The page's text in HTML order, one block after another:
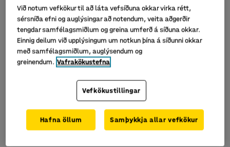
Handknúinn staflari,
lyftihæð: 2500 mm
345.675 KAUPA
Handknúinn staflari,
lyftihæð: 1600 mm
291.055 KAUPA
Við notum vefkökur til að láta vefsíðuna okkar virka rétt,
sérsníða efni og auglýsingar að notendum, veita aðgerðir
tengdar samfélagsmiðlum og greina umferð á síðuna okkar.
Einnig deilum við upplýsingum um notkun þína á síðunni okkar
með samfélagsmiðlum, auglýsendum og
greinendum. Vafrakökustefna
Vefkökustillingar
Hafna öllum Samþykkja allar vefkökur